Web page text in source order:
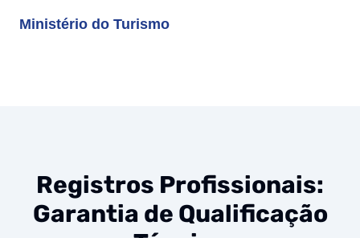
Ministério do Turismo
Registros Profissionais:
Garantia de Qualificação